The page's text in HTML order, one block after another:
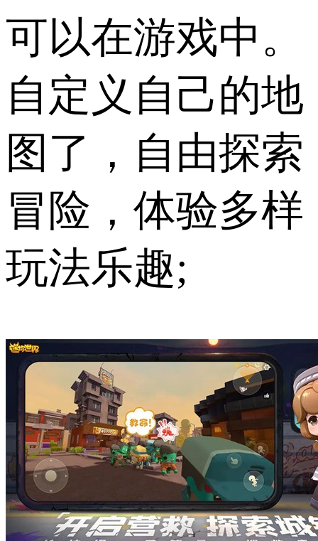
可以在游戏中。
自定义自己的地
图了，自由探索
冒险，体验多样
玩法乐趣;